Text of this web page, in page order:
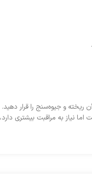
جیوه را داخل آن ریخته و
نیاز به مراقبت بیشتری